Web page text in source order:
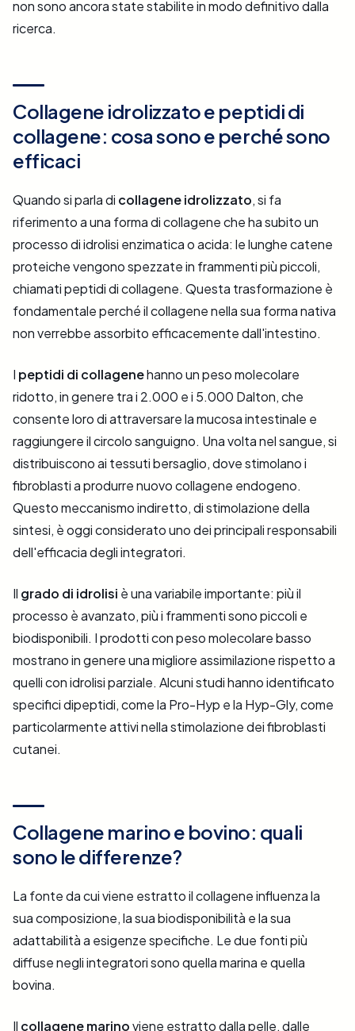
non sono ancora state stabilite in modo definitivo dalla
ricerca.
Collagene idrolizzato e peptidi di
collagene: cosa sono e perché sono
efficaci
Quando si parla di collagene idrolizzato, si fa
riferimento a una forma di collagene che ha subito un
processo di idrolisi enzimatica o acida: le lunghe catene
proteiche vengono spezzate in frammenti più piccoli,
chiamati peptidi di collagene. Questa trasformazione è
fondamentale perché il collagene nella sua forma nativa
non verrebbe assorbito efficacemente dall'intestino.
I peptidi di collagenehanno un peso molecolare
ridotto, in genere tra i 2.000 e i 5.000 Dalton, che
consente loro di attraversare la mucosa intestinale e
raggiungere il circolo sanguigno. Una volta nel sangue, si
distribuiscono ai tessuti bersaglio, dove stimolano i
fibroblasti a produrre nuovo collagene endogeno.
Questo meccanismo indiretto, di stimolazione della
sintesi, è oggi considerato uno dei principali responsabili
dell'efficacia degli integratori.
Il grado di idrolisi è una variabile importante: più il
processo è avanzato, più i frammenti sono piccoli e
biodisponibili. I prodotti con peso molecolare basso
mostrano in genere una migliore assimilazione rispetto a
quelli con idrolisi parziale. Alcuni studi hanno identificato
specifici dipeptidi, come la Pro-Hyp e la Hyp-Gly, come
particolarmente attivi nella stimolazione dei fibroblasti
cutanei.
Collagene marino e bovino: quali
sono le differenze?
La fonte da cui viene estratto il collagene influenza la
sua composizione, la sua biodisponibilità e la sua
adattabilità a esigenze specifiche. Le due fonti più
diffuse negli integratori sono quella marina e quella
bovina.
Il collagene marinoviene estratto dalla pelle, dalle